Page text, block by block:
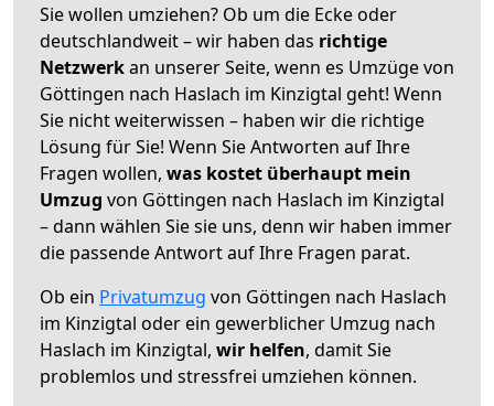
Sie wollen umziehen? Ob um die Ecke oder
deutschlandweit – wir haben das richtige
Netzwerkan unserer Seite, wenn es Umzüge von
Göttingen nach Haslach im Kinzigtal geht! Wenn
Sie nicht weiterwissen – haben wir die richtige
Lösung für Sie! Wenn Sie Antworten auf Ihre
Fragen wollen, was kostet überhaupt mein
Umzug von Göttingen nach Haslach im Kinzigtal
– dann wählen Sie sie uns, denn wir haben immer
die passende Antwort auf Ihre Fragen parat.
Ob ein Privatumzug von Göttingen nach Haslach
im Kinzigtal oder ein gewerblicher Umzug nach
Haslach im Kinzigtal, wir helfen, damit Sie
problemlos und stressfrei umziehen können.